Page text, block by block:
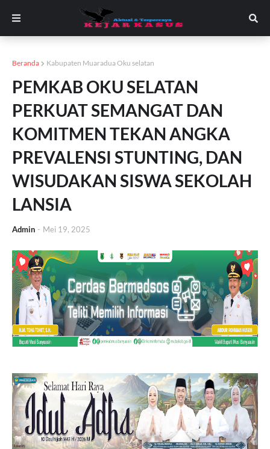
Beranda Kabupaten Muaradua Oku selatan
PEMKAB OKU SELATAN
PERKUAT SEMANGAT DAN
KOMITMEN TEKAN ANGKA
PREVALENSI STUNTING, DAN
WISUDAKAN SISWA SEKOLAH
LANSIA
Admin - Mei 19, 2025